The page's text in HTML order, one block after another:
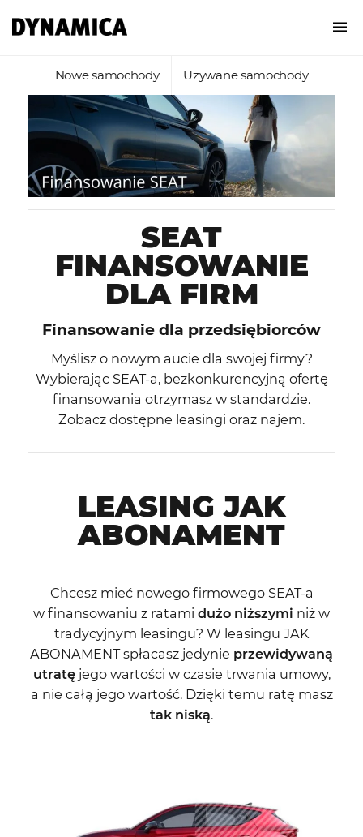
Nowe samochody Używane samochody
SEAT
FINANSOWANIE
DLA FIRM
Finansowanie dla przedsiębiorców
Myślisz o nowym aucie dla swojej firmy?
Wybierając SEAT-a, bezkonkurencyjną ofertę
finansowania otrzymasz w standardzie.
Zobacz dostępne leasingi oraz najem.
LEASING JAK
ABONAMENT
Chcesz mieć nowego firmowego SEAT-a
w finansowaniu z ratami dużo niższymi niż w
tradycyjnym leasingu? W leasingu JAK
ABONAMENT spłacasz jedynie przewidywaną
utratęjego wartości w czasie trwania umowy,
a nie całą jego wartość. Dzięki temu ratę masz
tak niską.